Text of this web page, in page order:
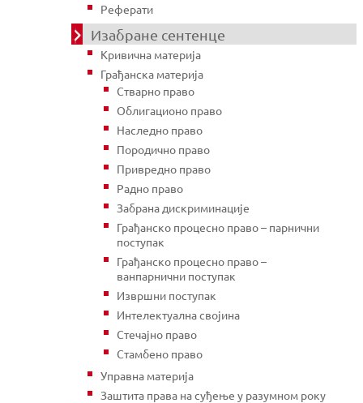
Реферати
Изабране сентенце
Кривична материја
Грађанска материја
Стварно право
Облигационо право
Наследно право
Породично право
Привредно право
Радно право
Забрана дискриминације
Грађанско процесно право – парнични
поступак
Грађанско процесно право –
ванпарнични поступак
Извршни поступак
Интелектуална својина
Стечајно право
Стамбено право
Управна материја
Заштита права на суђење у разумном року